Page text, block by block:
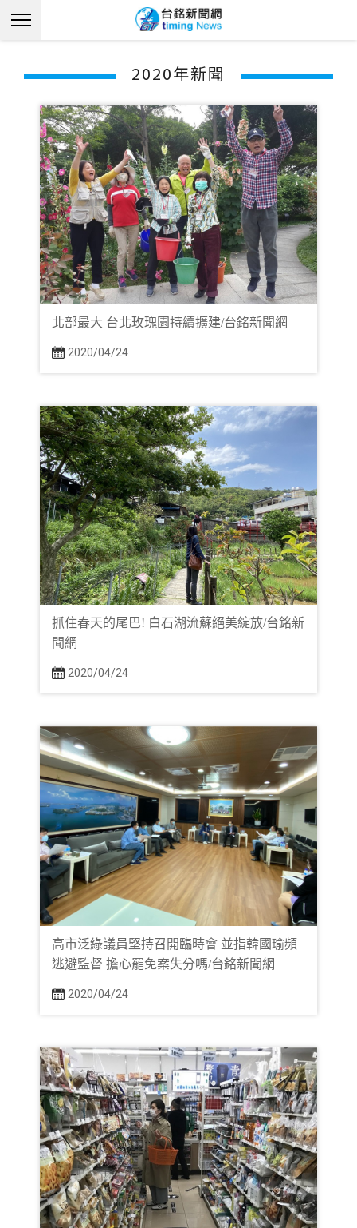
2020年新聞
北部最大 台北玫瑰園持續擴建/台銘新聞網
2020/04/24
抓住春天的尾巴! 白石湖流蘇絕美綻放/台銘新
聞網
2020/04/24
高市泛綠議員堅持召開臨時會 並指韓國瑜頻
逃避監督 擔心罷免案失分嗎/台銘新聞網
2020/04/24